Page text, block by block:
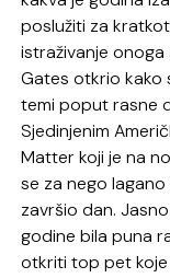
poslužiti za
istraživanje
Gates otkrio kako
temi poput rasne
Sjedinjenim
Matter koji je na
se za nego
završio dan.
godine bila puna
otkriti top pet